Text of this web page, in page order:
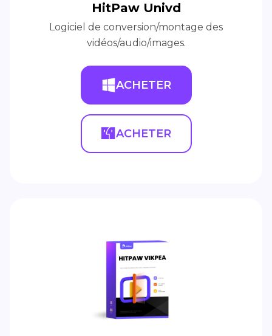
HitPaw Univd
Logiciel de conversion/montage des
vidéos/audio/images.
ACHETER
ACHETER